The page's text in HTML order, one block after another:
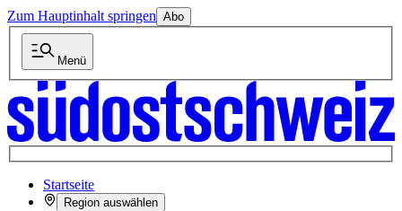
Zum Hauptinhalt springen Abo
Menü
Startseite
Region auswählen